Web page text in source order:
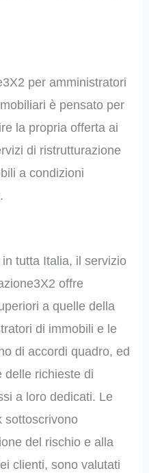
per amministratori
è pensato per
la propria offerta ai
di ristrutturazione
a condizioni
tutta Italia, il servizio
offre
a quelle della
di immobili e le
di accordi quadro, ed
delle richieste di
a loro dedicati. Le
sottoscrivono
del rischio e alla
clienti, sono valutati